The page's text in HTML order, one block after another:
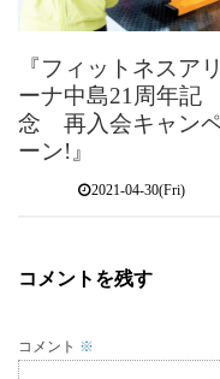
『フィットネスアリ
ーナ中島21周年記
念 再入会キャン
ーン!』
2021-04-30(Fri)
コメントを残す
コメント ※